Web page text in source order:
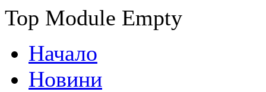
Top Module Empty
Начало
Новини